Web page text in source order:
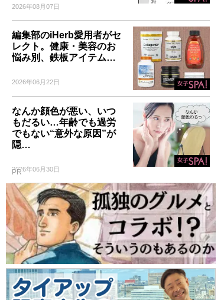
2026年08月07日
編集部のiHerb愛用者がセ
レクト。健康・美容のお
悩み別、鉄板アイテム…
2026年06月22日
なんか顔色が悪い、いつ
もだるい…年齢でも過労
でもない“意外な原因”が
隠…
2026年06月30日
PR